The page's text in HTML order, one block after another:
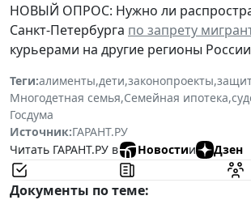
НОВЫЙ ОПРОС: Нужно ли
Санкт-Петербурга по запрету
курьерами на другие регионы
Теги:алименты,дети,законопроекты,
Многодетная семья,Семейная ипотека,
Госдума
Источник:ГАРАНТ.РУ
Читать ГАРАНТ.РУ в
Новостии Дзен
Документы по теме: